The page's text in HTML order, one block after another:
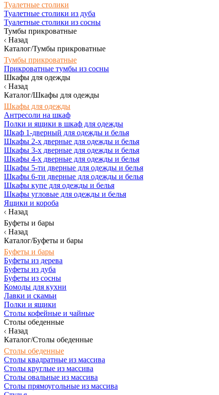
Туалетные столики
Туалетные столики из дуба
Туалетные столики из сосны
Тумбы прикроватные
Назад
Каталог/Тумбы прикроватные
Тумбы прикроватные
Прикроватные тумбы из сосны
Шкафы для одежды
Назад
Каталог/Шкафы для одежды
Шкафы для одежды
Антресоли на шкаф
Полки и ящики в шкаф для одежды
Шкаф 1-дверный для одежды и белья
Шкафы 2-х дверные для одежды и белья
Шкафы 3-х дверные для одежды и белья
Шкафы 4-х дверные для одежды и белья
Шкафы 5-ти дверные для одежды и белья
Шкафы 6-ти дверные для одежды и белья
Шкафы купе для одежды и белья
Шкафы угловые для одежды и белья
Ящики и короба
Назад
Буфеты и бары
Назад
Каталог/Буфеты и бары
Буфеты и бары
Буфеты из дерева
Буфеты из дуба
Буфеты из сосны
Комоды для кухни
Лавки и скамьи
Полки и ящики
Столы кофейные и чайные
Столы обеденные
Назад
Каталог/Столы обеденные
Столы обеденные
Столы квадратные из массива
Столы круглые из массива
Столы овальные из массива
Столы прямоугольные из массива